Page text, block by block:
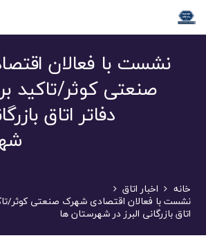
نشست با فعالان
صنعتی کوثر/تاکید بر
دفاتر اتاق
خانه اخبار اتاق
نشست با فعالان اقتصادی شهرک صنعتی کوثر/
اتاق بازرگانی البرز در شهرستان ها